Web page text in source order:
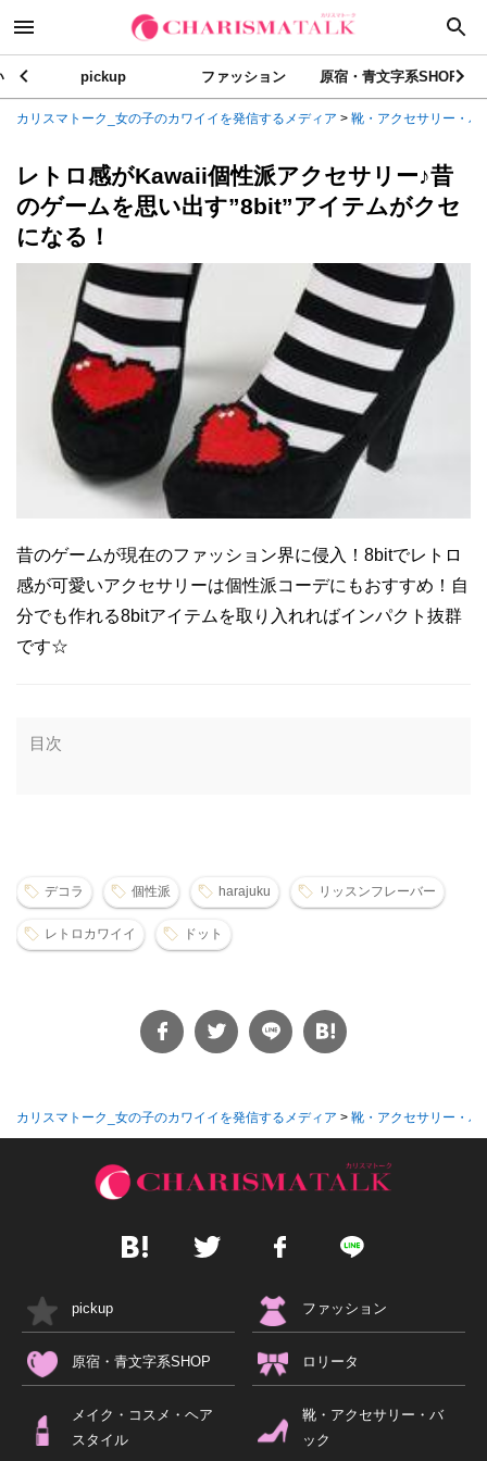
pickup ファッション 原宿・青文字系SHOP
カリスマトーク_女の子のカワイイを発信するメディア > 靴・アクセサリー・バ
レトロ感がKawaii個性派アクセサリー♪昔
のゲームを思い出す”8bit”アイテムがクセ
になる！
昔のゲームが現在のファッション界に侵入！8bitでレトロ
感が可愛いアクセサリーは個性派コーデにもおすすめ！自
分でも作れる8bitアイテムを取り入れればインパクト抜群
です☆
目次
デコラ 個性派 harajuku リッスンフレーバー
レトロカワイイ ドット
カリスマトーク_女の子のカワイイを発信するメディア > 靴・アクセサリー・バ
pickup ファッション
原宿・青文字系SHOP ロリータ
メイク・コスメ・ヘア
スタイル
靴・アクセサリー・バ
ック